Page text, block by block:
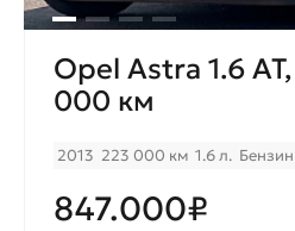
Opel Astra 1.6
000 км
2013 223 000 км 1.6 л. Бензин
847.000₽